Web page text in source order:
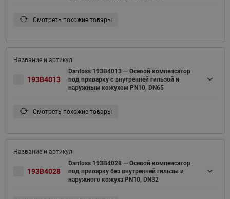
Смотреть похожие товары
193B4013
Danfoss 193B4013 — Осевой компенсатор
под приварку с внутренней гильзой и
наружным кожухом PN10, DN65
Смотреть похожие товары
193B4028
Danfoss 193B4028 — Осевой компенсатор
под приварку без внутренней гильзы и
наружного кожуха PN10, DN32